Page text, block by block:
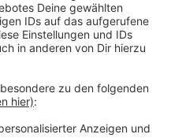
beträgt 19,06
1 Euro an die Aktion
karitative Zwecke in
Team legt im
noch einen drauf.